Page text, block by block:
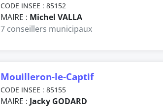
CODE INSEE : 85152
MAIRE : Michel VALLA
7 conseillers municipaux
Mouilleron-le-Captif
CODE INSEE : 85155
MAIRE : Jacky GODARD